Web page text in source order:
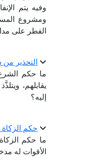
وفيه يتم
ومشروع
الفطر على
التحذير
ما حكم
يقابلهم،
إليه؟
حكم الزكاة
ما حكم
الأقوات له